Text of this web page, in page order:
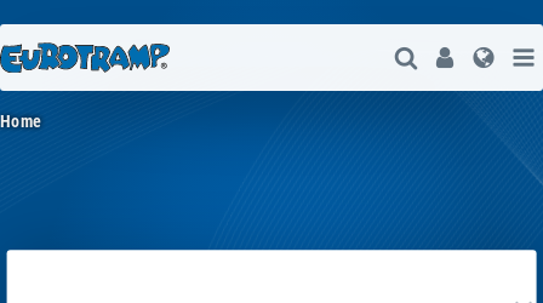
Suche
User
Home